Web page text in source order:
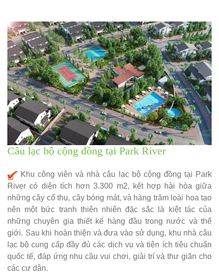
Câu lạc bộ cộng đồng tại Park River
Khu công viên và nhà câu lạc bộ cộng đồng tại Park
River có diện tích hơn 3.300 m2, kết hợp hài hòa giữa
những cây cổ thụ, cây bóng mát, và hàng trăm loài hoa tạo
nên một bức tranh thiên nhiên đặc sắc là kiệt tác của
những chuyên gia thiết kế hàng đầu trong nước và thế
giới. Sau khi hoàn thiện và đưa vào sử dụng, khu nhà câu
lạc bộ cung cấp đầy đủ các dịch vụ và tiện ích tiêu chuẩn
quốc tế, đáp ứng nhu cầu vui chơi, giải trí và thư giãn cho
các cư dân.